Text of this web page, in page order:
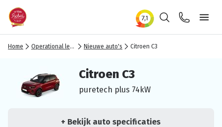
ZoekenContact
Home Operational lease Nieuwe auto's Citroen C3
Citroen C3
puretech plus 74kW
+ Bekijk auto specificaties